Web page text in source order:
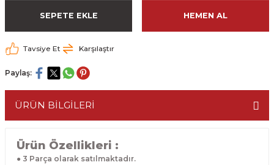
SEPETE EKLE HEMEN AL
Tavsiye Et Karşılaştır
Paylaş:
ÜRÜN BİLGİLERİ
Ürün Özellikleri :
● 3 Parça olarak satılmaktadır.